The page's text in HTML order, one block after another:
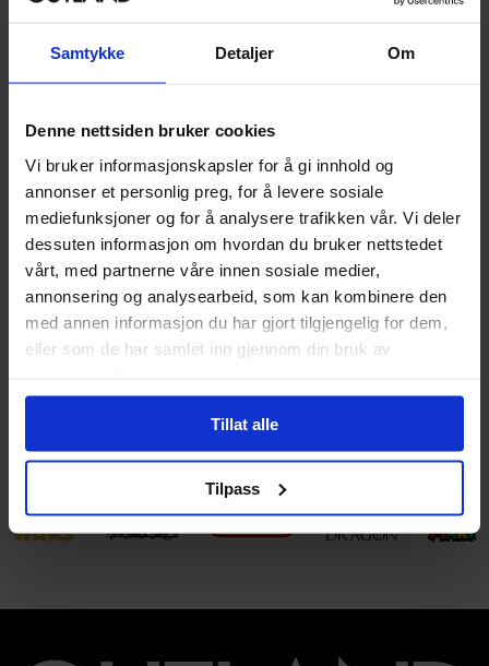
Samtykke Detaljer Om
Denne nettsiden bruker cookies
Vi bruker informasjonskapsler for å gi innhold og
annonser et personlig preg, for å levere sosiale
mediefunksjoner og for å analysere trafikken vår. Vi deler
dessuten informasjon om hvordan du bruker nettstedet
vårt, med partnerne våre innen sosiale medier,
annonsering og analysearbeid, som kan kombinere den
med annen informasjon du har gjort tilgjengelig for dem,
eller som de har samlet inn gjennom din bruk av
Tillat alle
Tilpass
Forfattere
Kim Andersson
Antall Sider
144
Utgiver
Dark Horse Comics
Lanseringsdato
(dd.mm.yyyy)
13.12.2016
Aldersgruppe
Voksen
Illustrasjoner
1 Illustrations
Avansert Format
Paperback
Nytt forlag